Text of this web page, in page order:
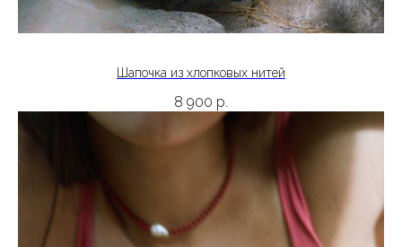
Шапочка из хлопковых нитей
8 900 р.